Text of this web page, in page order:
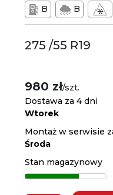
B B
275 /55 R19
980 zł/szt.
Dostawa za 4 dni
Wtorek
Montaż w serwisie
Środa
Stan magazynowy